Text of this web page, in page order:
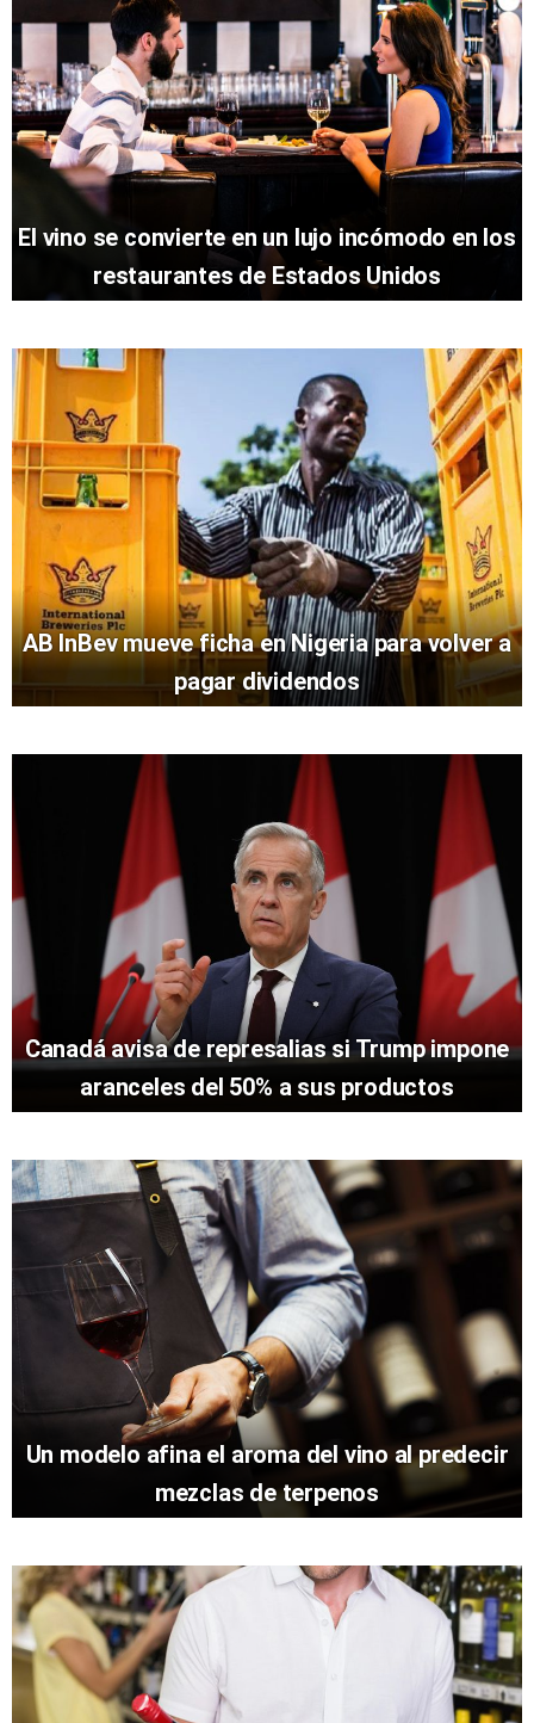
El vino se convierte en un lujo incómodo en los
restaurantes de Estados Unidos
AB InBev mueve ficha en Nigeria para volver a
pagar dividendos
Canadá avisa de represalias si Trump impone
aranceles del 50% a sus productos
Un modelo afina el aroma del vino al predecir
mezclas de terpenos